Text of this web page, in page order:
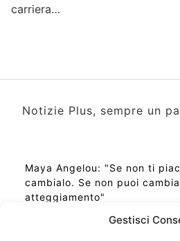
Gestisci
carriera…
Notizie Plus, sempre un
Maya Angelou: "Se non ti
cambialo. Se non puoi
atteggiamento"